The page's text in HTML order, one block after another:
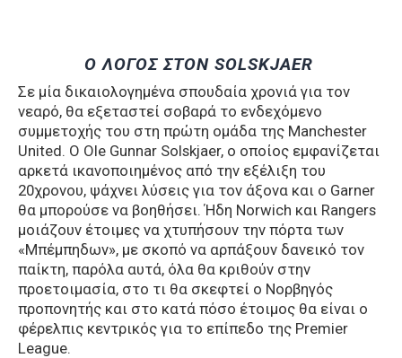
Ο ΛΟΓΟΣ ΣΤΟΝ SOLSKJAER
Σε μία δικαιολογημένα σπουδαία χρονιά για τον
νεαρό, θα εξεταστεί σοβαρά το ενδεχόμενο
συμμετοχής του στη πρώτη ομάδα της Manchester
United. Ο Ole Gunnar Solskjaer, ο οποίος εμφανίζεται
αρκετά ικανοποιημένος από την εξέλιξη του
20χρονου, ψάχνει λύσεις για τον άξονα και ο Garner
θα μπορούσε να βοηθήσει. Ήδη Norwich και Rangers
μοιάζουν έτοιμες να χτυπήσουν την πόρτα των
«Μπέμπηδων», με σκοπό να αρπάξουν δανεικό τον
παίκτη, παρόλα αυτά, όλα θα κριθούν στην
προετοιμασία, στο τι θα σκεφτεί ο Νορβηγός
προπονητής και στο κατά πόσο έτοιμος θα είναι ο
φέρελπις κεντρικός για το επίπεδο της Premier
League.